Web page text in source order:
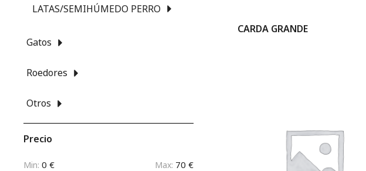
LATAS/SEMIHÚMEDO PERRO
Gatos
Roedores
Otros
Precio
Min: 0 € Max: 70 €
CARDA GRANDE